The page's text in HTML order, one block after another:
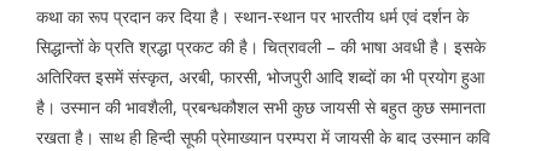
कथा का रूप प्रदान कर दिया है। स्थान-स्थान पर भारतीय धर्म एवं दर्शन के
सिद्धान्तों के प्रति श्रद्धा प्रकट की है। चित्रावली – की भाषा अवधी है। इसके
अतिरिक्त इसमें संस्कृत, अरबी, फारसी, भोजपुरी आदि शब्दों का भी प्रयोग हुआ
है। उस्मान की भावशैली, प्रबन्धकौशल सभी कुछ जायसी से बहुत कुछ समानता
रखता है। साथ ही हिन्दी सूफी प्रेमाख्यान परम्परा में जायसी के बाद उस्मान कवि